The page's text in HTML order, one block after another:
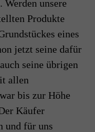
Werden unsere
Produkte
eines
jetzt seine dafür
seine übrigen
allen
bis zur Höhe
Käufer
und für uns